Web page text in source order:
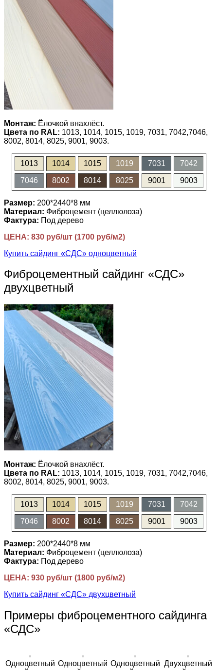
Монтаж: Ёлочкой внахлёст.
Цвета по RAL: 1013, 1014, 1015, 1019, 7031, 7042,7046,
8002, 8014, 8025, 9001, 9003.
1013 1014 1015 1019 7031 7042
7046 8002 8014 8025 9001 9003
Размер: 200*2440*8 мм
Материал: Фиброцемент (целлюлоза)
Фактура: Под дерево
ЦЕНА: 830 руб/шт (1700 руб/м2)
Купить сайдинг «СДС» одноцветный
Фиброцементный сайдинг «СДС»
двухцветный
Монтаж: Ёлочкой внахлёст.
Цвета по RAL: 1013, 1014, 1015, 1019, 7031, 7042,7046,
8002, 8014, 8025, 9001, 9003.
1013 1014 1015 1019 7031 7042
7046 8002 8014 8025 9001 9003
Размер: 200*2440*8 мм
Материал: Фиброцемент (целлюлоза)
Фактура: Под дерево
ЦЕНА: 930 руб/шт (1800 руб/м2)
Купить сайдинг «СДС» двухцветный
Примеры фиброцементного сайдинга
«СДС»
Одноцветный Одноцветный Одноцветный Двухцветный